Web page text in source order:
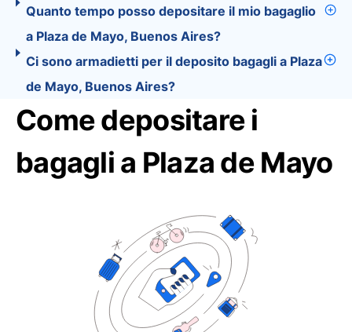
Quanto tempo posso depositare il mio bagaglio
a Plaza de Mayo, Buenos Aires?
Ci sono armadietti per il deposito bagagli a Plaza
de Mayo, Buenos Aires?
Come depositare i
bagagli a Plaza de Mayo